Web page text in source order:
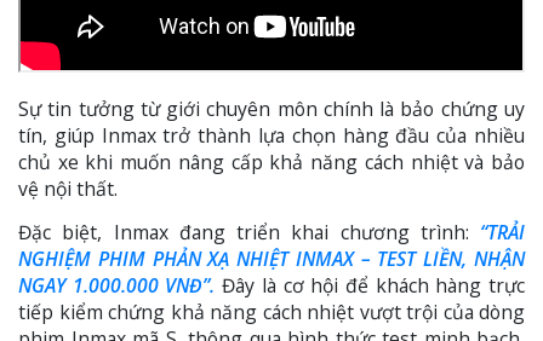
Sự tin tưởng từ giới chuyên môn chính là bảo chứng uy
tín, giúp Inmax trở thành lựa chọn hàng đầu của nhiều
chủ xe khi muốn nâng cấp khả năng cách nhiệt và bảo
vệ nội thất.
Đặc biệt, Inmax đang triển khai chương trình: “TRẢI
NGHIỆM PHIM PHẢN XẠ NHIỆT INMAX – TEST LIỀN, NHẬN
NGAY 1.000.000 VNĐ”. Đây là cơ hội để khách hàng trực
tiếp kiểm chứng khả năng cách nhiệt vượt trội của dòng